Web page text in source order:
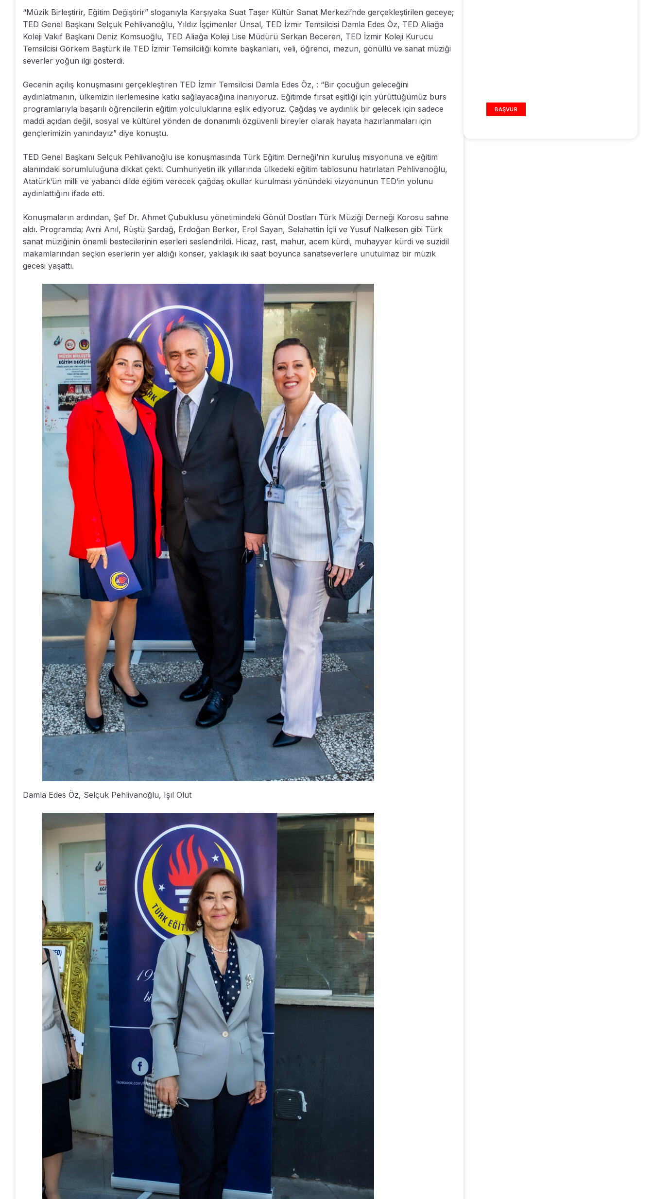
“Müzik Birleştirir, Eğitim Değiştirir” sloganıyla Karşıyaka Suat Taşer Kültür Sanat Merkezi’nde gerçekleştirilen geceye;
TED Genel Başkanı Selçuk Pehlivanoğlu, Yıldız İşçimenler Ünsal, TED İzmir Temsilcisi Damla Edes Öz, TED Aliağa
Koleji Vakıf Başkanı Deniz Komsuoğlu, TED Aliağa Koleji Lise Müdürü Serkan Beceren, TED İzmir Koleji Kurucu
Temsilcisi Görkem Baştürk ile TED İzmir Temsilciliği komite başkanları, veli, öğrenci, mezun, gönüllü ve sanat müziği
severler yoğun ilgi gösterdi.
Gecenin açılış konuşmasını gerçekleştiren TED İzmir Temsilcisi Damla Edes Öz, : “Bir çocuğun geleceğini
aydınlatmanın, ülkemizin ilerlemesine katkı sağlayacağına inanıyoruz. Eğitimde fırsat eşitliği için yürüttüğümüz burs
programlarıyla başarılı öğrencilerin eğitim yolculuklarına eşlik ediyoruz. Çağdaş ve aydınlık bir gelecek için sadece
maddi açıdan değil, sosyal ve kültürel yönden de donanımlı özgüvenli bireyler olarak hayata hazırlanmaları için
gençlerimizin yanındayız” diye konuştu.
TED Genel Başkanı Selçuk Pehlivanoğlu ise konuşmasında Türk Eğitim Derneği’nin kuruluş misyonuna ve eğitim
alanındaki sorumluluğuna dikkat çekti. Cumhuriyetin ilk yıllarında ülkedeki eğitim tablosunu hatırlatan Pehlivanoğlu,
Atatürk’ün milli ve yabancı dilde eğitim verecek çağdaş okullar kurulması yönündeki vizyonunun TED’in yolunu
aydınlattığını ifade etti.
Konuşmaların ardından, Şef Dr. Ahmet Çubuklusu yönetimindeki Gönül Dostları Türk Müziği Derneği Korosu sahne
aldı. Programda; Avni Anıl, Rüştü Şardağ, Erdoğan Berker, Erol Sayan, Selahattin İçli ve Yusuf Nalkesen gibi Türk
sanat müziğinin önemli bestecilerinin eserleri seslendirildi. Hicaz, rast, mahur, acem kürdi, muhayyer kürdi ve suzidil
makamlarından seçkin eserlerin yer aldığı konser, yaklaşık iki saat boyunca sanatseverlere unutulmaz bir müzik
gecesi yaşattı.
Damla Edes Öz, Selçuk Pehlivanoğlu, Işıl Olut
BAŞVUR